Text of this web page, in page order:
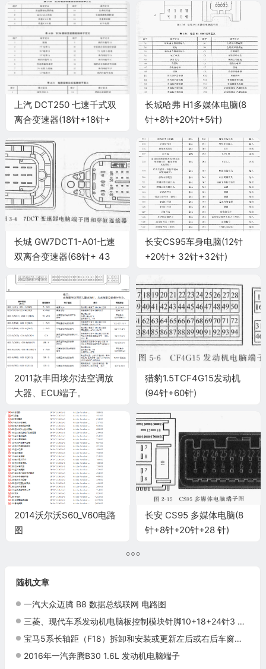
上汽 DCT250 七速千式双
离合变速器(18针+18针+
长城哈弗 H1多媒体电脑(8
针+8针+20针+5针)
长城 GW7DCT1-A01七速
双离合变速器(68针+ 43
长安CS95车身电脑(12针
+20针+ 32针+32针)
2011款丰田埃尔法空调放
大器、ECU端子。
猎豹1.5TCF4G15发动机
(94针+60针)
2014沃尔沃S60_V60电路
图
长安 CS95 多媒体电脑(8
针+8针+20针+28 针)
随机文章
一汽大众迈腾 B8 数据总线联网 电路图
三菱、现代车系发动机电脑板控制模块针脚10+18+24针3 端子图
宝马5系长轴距（F18）拆卸和安装或更新左后或右后车窗升降机的扁平式马达施工与复检标准
2016年一汽奔腾B30 1.6L 发动机电脑端子